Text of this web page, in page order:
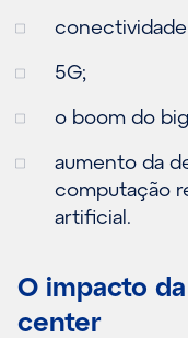
5G;
o boom do
aumento da
computação
artificial.
O impacto
center